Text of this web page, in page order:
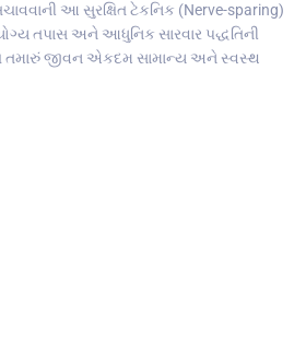
આ સુરક્ષિત ટેકનિક (Nerve-sparing)
તપાસ અને આધુનિક સારવાર પદ્ધતિની
જીવન એકદમ સામાન્ય અને સ્વસ્થ